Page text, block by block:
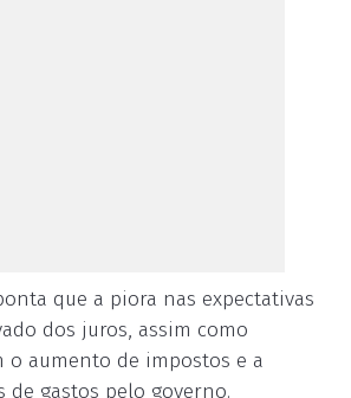
que a piora nas expectativas
dos juros, assim como
o aumento de impostos e a
de gastos pelo governo.